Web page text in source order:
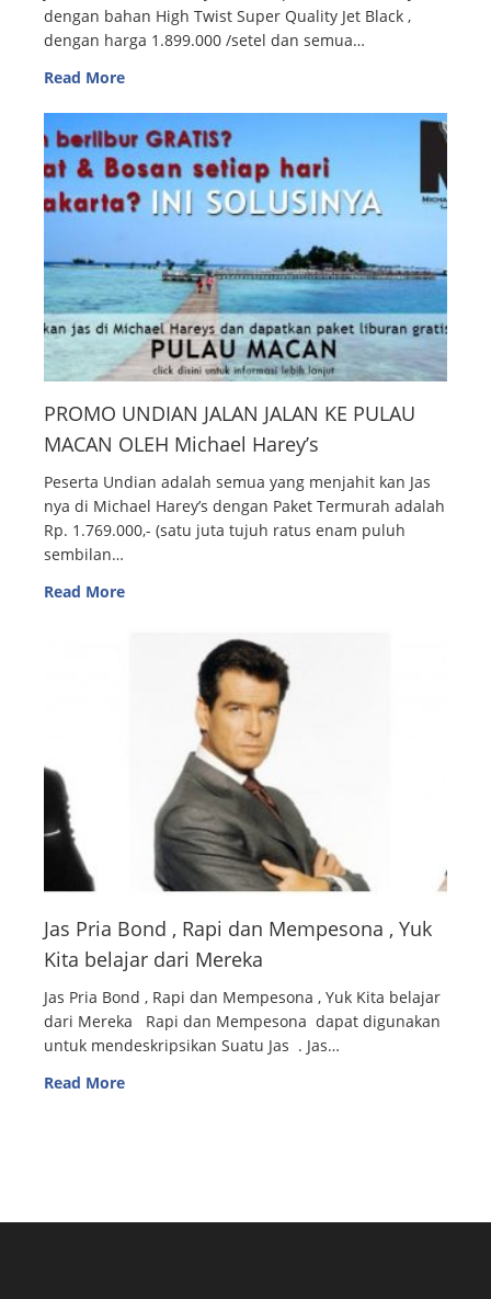
dengan bahan High Twist Super Quality Jet Black ,
dengan harga 1.899.000 /setel dan semua…
Read More
PROMO UNDIAN JALAN JALAN KE PULAU
MACAN OLEH Michael Harey’s
Peserta Undian adalah semua yang menjahit kan Jas
nya di Michael Harey’s dengan Paket Termurah adalah
Rp. 1.769.000,- (satu juta tujuh ratus enam puluh
sembilan…
Read More
Jas Pria Bond , Rapi dan Mempesona , Yuk
Kita belajar dari Mereka
Jas Pria Bond , Rapi dan Mempesona , Yuk Kita belajar
dari Mereka Rapi dan Mempesona dapat digunakan
untuk mendeskripsikan Suatu Jas . Jas…
Read More